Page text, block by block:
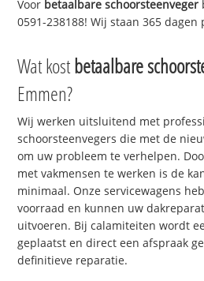
Voor betaalbare schoorsteenveger
0591-238188! Wij staan 365
Wat kostbetaalbare
Emmen?
Wij werken uitsluitend met
schoorsteenvegers die met de
om uw probleem te verhelpen.
met vakmensen te werken is de
minimaal. Onze servicewagens
voorraad en kunnen uw
uitvoeren. Bij calamiteiten wordt
geplaatst en direct een afspraak
definitieve reparatie.